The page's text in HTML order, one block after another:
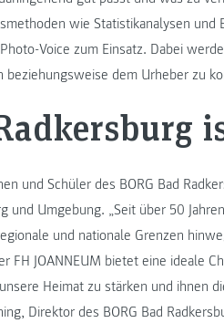
wie Statistikanalysen und
Voice zum Einsatz. Dabei
dem Urheber zu
und Schüler des BORG Bad
und Umgebung. „Seit über 50
und nationale Grenzen
FH JOANNEUM bietet eine ideale
Heimat zu stärken und ihnen
Direktor des BORG Bad